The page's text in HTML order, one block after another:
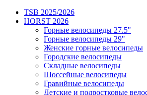
TSB 2025/2026
HORST 2026
Горные велосипеды 27.5"
Горные велосипеды 29"
Женские горные велосипеды
Городские велосипеды
Складные велосипеды
Шоссейные велосипеды
Гравийные велосипеды
Детские и подростковые